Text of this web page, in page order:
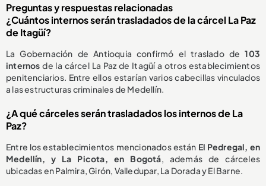
Preguntas y respuestas relacionadas
¿Cuántos internos serán trasladados de la cárcel La Paz
de Itagüí?
La Gobernación de Antioquia confirmó el traslado de103
internos de la cárcel La Paz de Itagüí a otros establecimientos
penitenciarios. Entre ellos estarían varios cabecillas vinculados
a las estructuras criminales de Medellín.
¿A qué cárceles serán trasladados los internos de La
Paz?
Entre los establecimientos mencionados están El Pedregal, en
Medellín, y La Picota, en Bogotá, además de cárceles
ubicadas en Palmira, Girón, Valledupar, La Dorada y El Barne.